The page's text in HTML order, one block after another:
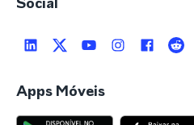
Apps Móveis